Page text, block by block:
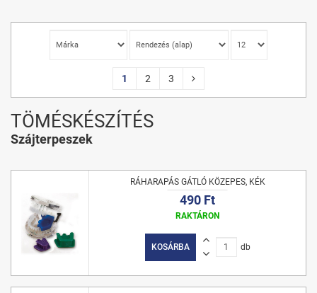
1 2 3
TÖMÉSKÉSZÍTÉS
Szájterpeszek
RÁHARAPÁS GÁTLÓ KÖZEPES, KÉK
490 Ft
RAKTÁRON
KOSÁRBA db